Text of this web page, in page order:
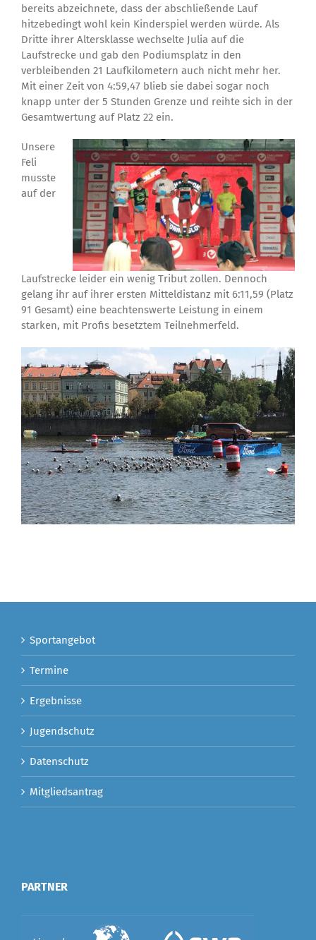
bereits abzeichnete, dass der abschließende Lauf
hitzebedingt wohl kein Kinderspiel werden würde. Als
Dritte ihrer Altersklasse wechselte Julia auf die
Laufstrecke und gab den Podiumsplatz in den
verbleibenden 21 Laufkilometern auch nicht mehr her.
Mit einer Zeit von 4:59,47 blieb sie dabei sogar noch
knapp unter der 5 Stunden Grenze und reihte sich in der
Gesamtwertung auf Platz 22 ein.
Unsere
Feli
musste
auf der
Laufstrecke leider ein wenig Tribut zollen. Dennoch
gelang ihr auf ihrer ersten Mitteldistanz mit 6:11,59 (Platz
91 Gesamt) eine beachtenswerte Leistung in einem
starken, mit Profis besetztem Teilnehmerfeld.
Sportangebot
Termine
Ergebnisse
Jugendschutz
Datenschutz
Mitgliedsantrag
PARTNER